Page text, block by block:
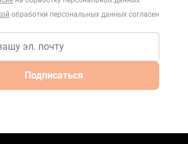
обработки персональных данных согласен
Подписаться